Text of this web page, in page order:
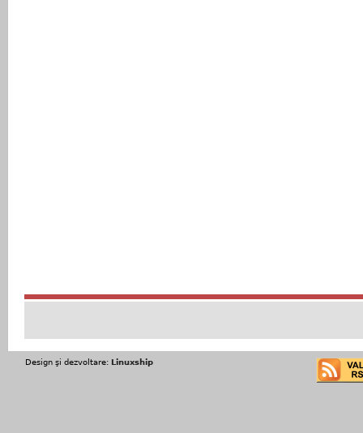
Design şi dezvoltare: Linuxship